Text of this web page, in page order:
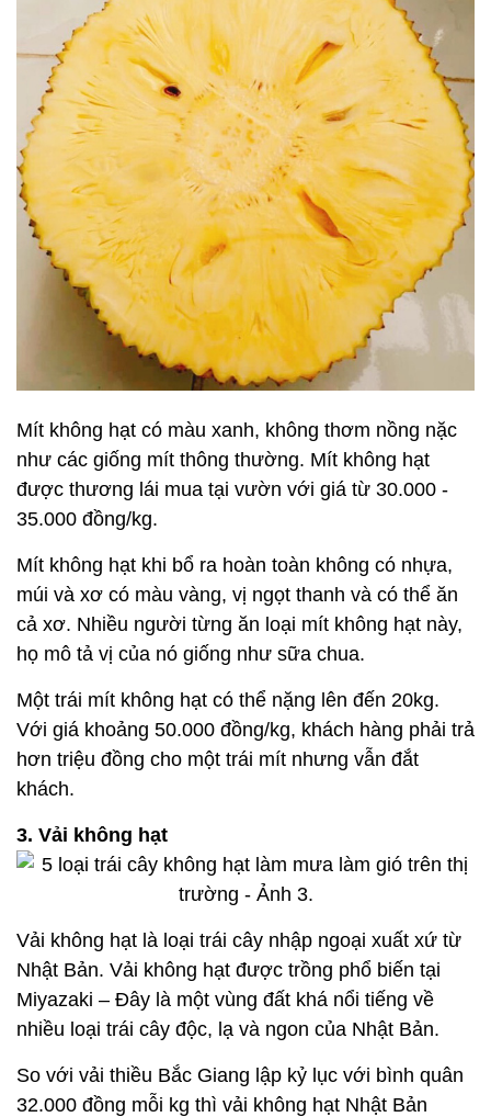
Mít không hạt có màu xanh, không thơm nồng nặc
như các giống mít thông thường. Mít không hạt
được thương lái mua tại vườn với giá từ 30.000 -
35.000 đồng/kg.
Mít không hạt khi bổ ra hoàn toàn không có nhựa,
múi và xơ có màu vàng, vị ngọt thanh và có thể ăn
cả xơ. Nhiều người từng ăn loại mít không hạt này,
họ mô tả vị của nó giống như sữa chua.
Một trái mít không hạt có thể nặng lên đến 20kg.
Với giá khoảng 50.000 đồng/kg, khách hàng phải trả
hơn triệu đồng cho một trái mít nhưng vẫn đắt
khách.
3. Vải không hạt
Vải không hạt là loại trái cây nhập ngoại xuất xứ từ
Nhật Bản. Vải không hạt được trồng phổ biến tại
Miyazaki – Đây là một vùng đất khá nổi tiếng về
nhiều loại trái cây độc, lạ và ngon của Nhật Bản.
So với vải thiều Bắc Giang lập kỷ lục với bình quân
32.000 đồng mỗi kg thì vải không hạt Nhật Bản